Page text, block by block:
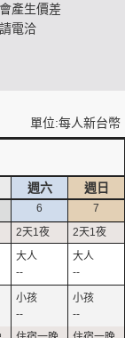
產生價差
電洽
單位:每人新台幣
週六 週日
6
--
--
7
--
--